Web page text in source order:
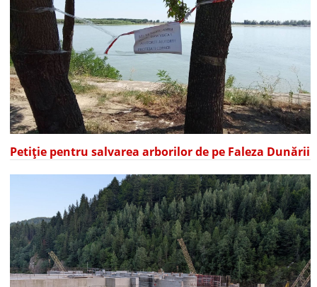
Petiție pentru salvarea arborilor de pe Faleza Dunării